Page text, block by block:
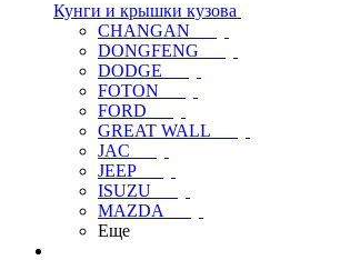
Кунги и крышки кузова
CHANGAN
DONGFENG
DODGE
FOTON
FORD
GREAT WALL
JAC
JEEP
ISUZU
MAZDA
Еще